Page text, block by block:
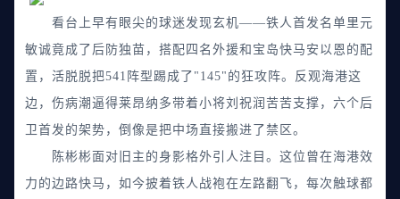
看台上早有眼尖的球迷发现玄机——铁人首发名单里元
敏诚竟成了后防独苗，搭配四名外援和宝岛快马安以恩的配
置，活脱脱把541阵型踢成了"145"的狂攻阵。反观海港这
边，伤病潮逼得莱昂纳多带着小将刘祝润苦苦支撑，六个后
卫首发的架势，倒像是把中场直接搬进了禁区。
陈彬彬面对旧主的身影格外引人注目。这位曾在海港效
力的边路快马，如今披着铁人战袍在左路翻飞，每次触球都